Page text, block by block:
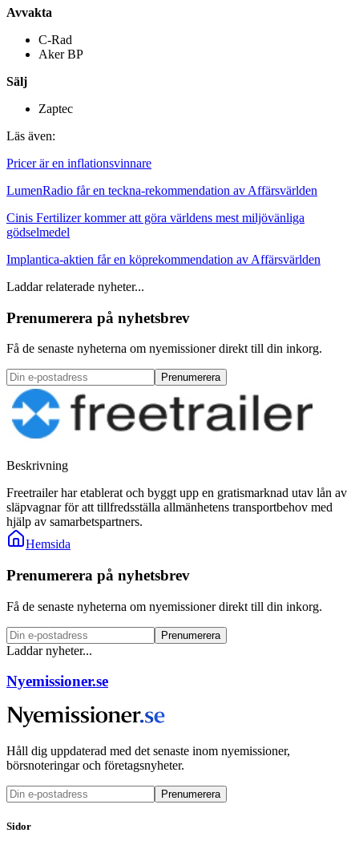
Avvakta
C-Rad
Aker BP
Sälj
Zaptec
Läs även:
Pricer är en inflationsvinnare
LumenRadio får en teckna-rekommendation av Affärsvärlden
Cinis Fertilizer kommer att göra världens mest miljövänliga
gödselmedel
Implantica-aktien får en köprekommendation av Affärsvärlden
Laddar relaterade nyheter...
Prenumerera på nyhetsbrev
Få de senaste nyheterna om nyemissioner direkt till din inkorg.
Prenumerera
Beskrivning
Freetrailer har etablerat och byggt upp en gratismarknad utav lån av
släpvagnar för att tillfredsställa allmänhetens transportbehov med
hjälp av samarbetspartners.
Hemsida
Prenumerera på nyhetsbrev
Få de senaste nyheterna om nyemissioner direkt till din inkorg.
Prenumerera
Laddar nyheter...
Nyemissioner.se
Håll dig uppdaterad med det senaste inom nyemissioner,
börsnoteringar och företagsnyheter.
Prenumerera
Sidor